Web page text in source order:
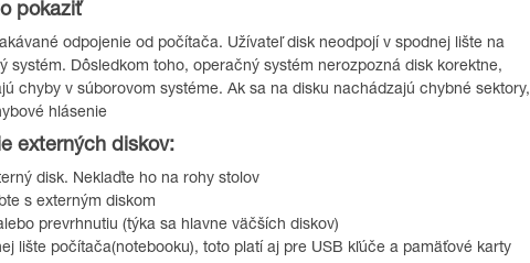
pokaziť
odpojenie od počítača. Užívateľ disk neodpojí v spodnej lište na
systém. Dôsledkom toho, operačný systém nerozpozná disk korektne,
chyby v súborovom systéme. Ak sa na disku nachádzajú chybné sektory,
hlásenie
externých diskov:
disk. Neklaďte ho na rohy stolov
s externým diskom
prevrhnutiu (týka sa hlavne väčších diskov)
lište počítača(notebooku), toto platí aj pre USB kľúče a pamäťové karty